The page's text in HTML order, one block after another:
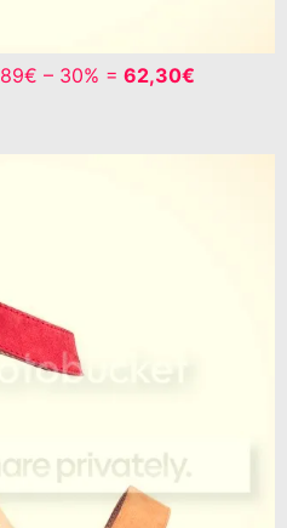
89€ – 30% = 62,30€